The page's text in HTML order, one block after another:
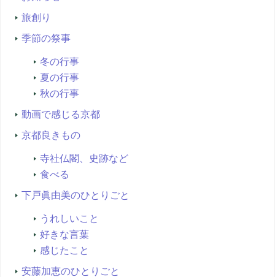
旅創り
季節の祭事
冬の行事
夏の行事
秋の行事
動画で感じる京都
京都良きもの
寺社仏閣、史跡など
食べる
下戸眞由美のひとりごと
うれしいこと
好きな言葉
感じたこと
安藤加恵のひとりごと